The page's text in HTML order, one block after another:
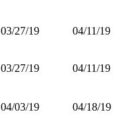
03/27/19 04/11/19
03/27/19 04/11/19
04/03/19 04/18/19